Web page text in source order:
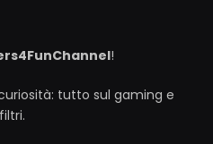
!
tutto sul gaming e